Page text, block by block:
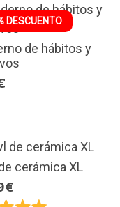
DESCUENTO
de hábitos y
cerámica XL